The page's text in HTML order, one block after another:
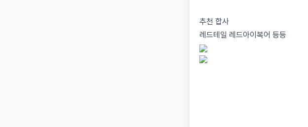
추천 합사
레드테일 레드아이복어 등등